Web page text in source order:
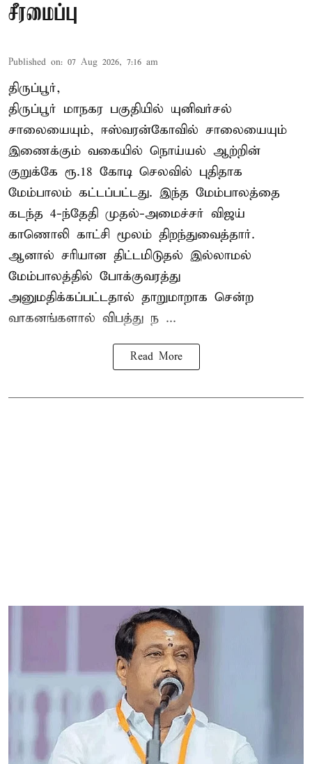
சீரமைப்பு
Published on: 07 Aug 2026, 7:16 am
திருப்பூர்,
திருப்பூர் மாநகர பகுதியில் யுனிவர்சல்
சாலையையும், ஈஸ்வரன்கோவில் சாலையையும்
இணைக்கும் வகையில் நொய்யல் ஆற்றின்
குறுக்கே ரூ.18 கோடி செலவில் புதிதாக
மேம்பாலம் கட்டப்பட்டது. இந்த மேம்பாலத்தை
கடந்த 4-ந்தேதி முதல்-அமைச்சர் விஜய்
காணொலி காட்சி மூலம் திறந்துவைத்தார்.
ஆனால் சரியான திட்டமிடுதல் இல்லாமல்
மேம்பாலத்தில் போக்குவரத்து
அனுமதிக்கப்பட்டதால் தாறுமாறாக சென்ற
வாகனங்களால் விபத்து ந ...
Read More